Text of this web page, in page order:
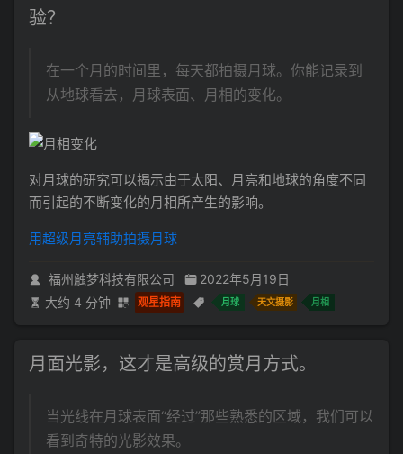
验？
在一个月的时间里，每天都拍摄月球。你能记录到
从地球看去，月球表面、月相的变化。
对月球的研究可以揭示由于太阳、月亮和地球的角度不同
而引起的不断变化的月相所产生的影响。
用超级月亮辅助拍摄月球
福州触梦科技有限公司
2022年5月19日
大约 4 分钟
观星指南 月球 天文摄影 月相
月面光影，这才是高级的赏月方式。
当光线在月球表面“经过”那些熟悉的区域，我们可以
看到奇特的光影效果。